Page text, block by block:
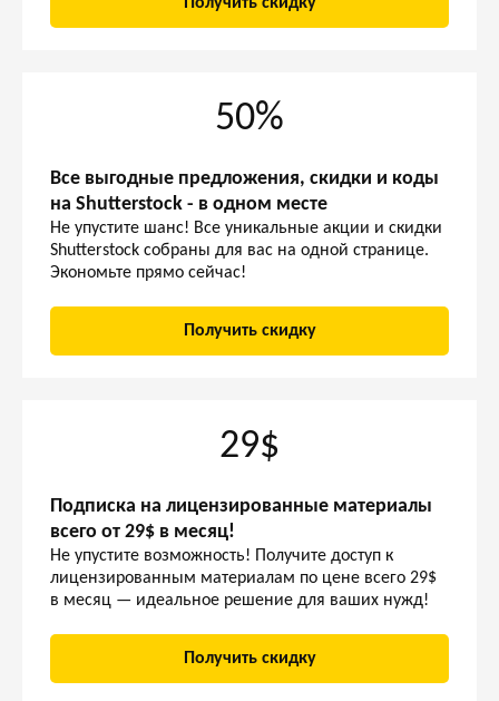
50%
Все выгодные предложения, скидки и коды
на Shutterstock - в одном месте
Не упустите шанс! Все уникальные акции и скидки
Shutterstock собраны для вас на одной странице.
Экономьте прямо сейчас!
Получить скидку
29$
Подписка на лицензированные материалы
всего от 29$ в месяц!
Не упустите возможность! Получите доступ к
лицензированным материалам по цене всего 29$
в месяц — идеальное решение для ваших нужд!
Получить скидку